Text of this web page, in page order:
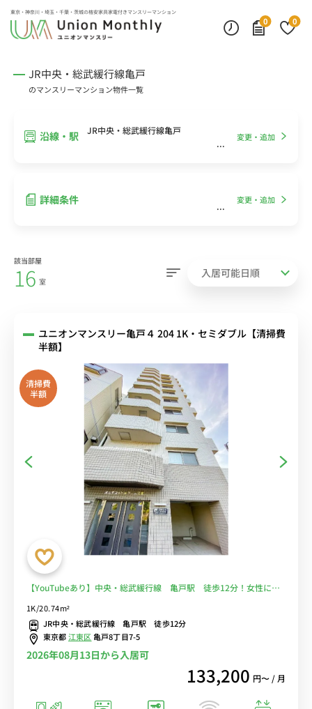
東京・神奈川・埼玉・千葉・茨城の格安家具家電付きマンスリーマンション
0
0
JR中央・総武緩行線亀戸
のマンスリーマンション物件一覧
沿線・駅 JR中央・総武緩行線亀戸
変更・追加
詳細条件 変更・追加
該当部屋
16 室
ユニオンマンスリー亀戸４ 204 1K・セミダブル【清掃費
半額】
清掃費
半額
【YouTubeあり】中央・総武緩行線 亀戸駅 徒歩12分！女性にも
中！
1K/20.74m²
JR中央・総武緩行線 亀戸駅 徒歩12分
東京都江東区亀戸8丁目7-5
2026年08月13日から入居可
133,200 円〜 / 月